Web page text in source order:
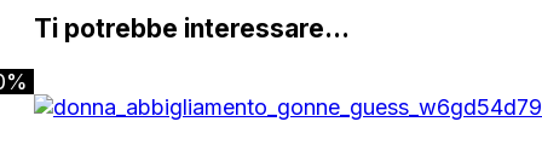
Ti potrebbe interessare…